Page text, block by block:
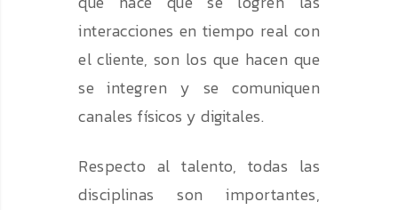
interacciones en tiempo real con
el cliente, son los que hacen que
se integren y se comuniquen
canales físicos y digitales.
Respecto al talento, todas las
disciplinas son importantes,